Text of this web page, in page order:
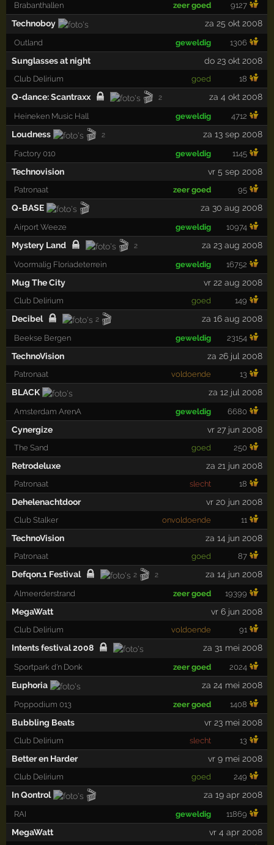
Brabanthallen zeer goed 9127
Technoboy za 25 okt 2008
Outland geweldig 1306
Sunglasses at night do 23 okt 2008
Club Delirium goed 18
Q-dance: Scantraxx 🎬 2 za 4 okt 2008
Heineken Music Hall geweldig 4712
Loudness 🎬 2 za 13 sep 2008
Factory 010 geweldig 1145
Technovision vr 5 sep 2008
Patronaat zeer goed 95
Q-BASE 🎬 za 30 aug 2008
Airport Weeze geweldig 10974
Mystery Land 🎬 2 za 23 aug 2008
Voormalig Floriadeterrein geweldig 16752
Mug The City vr 22 aug 2008
Club Delirium goed 149
Decibel 2 🎬 za 16 aug 2008
Beekse Bergen geweldig 23154
TechnoVision za 26 jul 2008
Patronaat voldoende 13
BLACK za 12 jul 2008
Amsterdam ArenA geweldig 6680
Cynergize vr 27 jun 2008
The Sand goed 250
Retrodeluxe za 21 jun 2008
Patronaat slecht 18
Dehelenachtdoor vr 20 jun 2008
Club Stalker onvoldoende 11
TechnoVision za 14 jun 2008
Patronaat goed 87
Defqon.1 Festival 2 🎬 2 za 14 jun 2008
Almeerderstrand zeer goed 19399
MegaWatt vr 6 jun 2008
Club Delirium voldoende 91
Intents festival 2008 za 31 mei 2008
Sportpark d'n Donk zeer goed 2024
Euphoria za 24 mei 2008
Poppodium 013 zeer goed 1408
Bubbling Beats vr 23 mei 2008
Club Delirium slecht 13
Better en Harder vr 9 mei 2008
Club Delirium goed 249
In Qontrol 🎬 za 19 apr 2008
RAI geweldig 11869
MegaWatt vr 4 apr 2008